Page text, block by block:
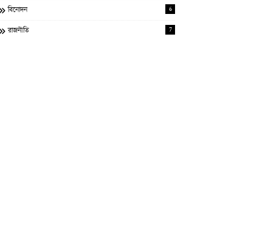
বিনোদন 6
রাজনীতি 7